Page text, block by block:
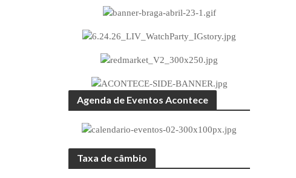
Agenda de Eventos Acontece
Taxa de câmbio